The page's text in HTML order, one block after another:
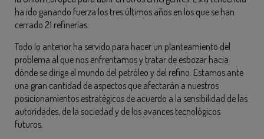
ha ido ganando fuerza los tres últimos años en los que se han
cerrado 21 refinerías.
Todo lo anterior ha servido para hacer un planteamiento del
problema al que nos enfrentamos y tratar de esbozar hacia
dónde se dirige el mundo del petróleo y del refino. Estamos ante
una gran cantidad de aspectos que afectarán a nuestros
posicionamientos estratégicos de acuerdo a la sensibilidad de las
autoridades, de la sociedad y de los avances tecnológicos
futuros.